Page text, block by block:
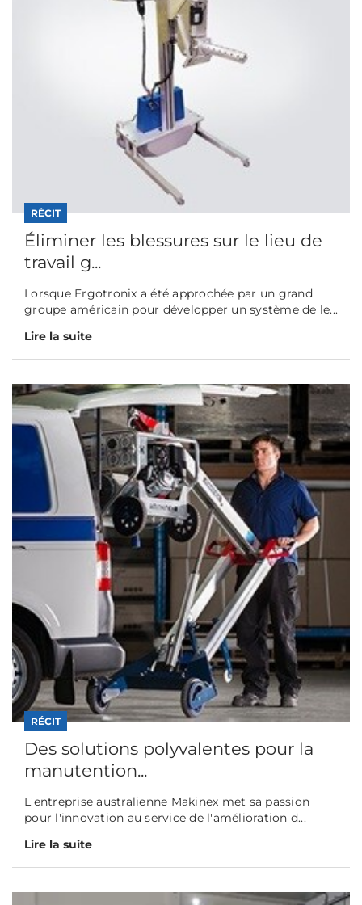
RÉCIT
Éliminer les blessures sur le lieu de
travail g...
Lorsque Ergotronix a été approchée par un grand
groupe américain pour développer un système de le...
Lire la suite
RÉCIT
Des solutions polyvalentes pour la
manutention...
L'entreprise australienne Makinex met sa passion
pour l'innovation au service de l'amélioration d...
Lire la suite